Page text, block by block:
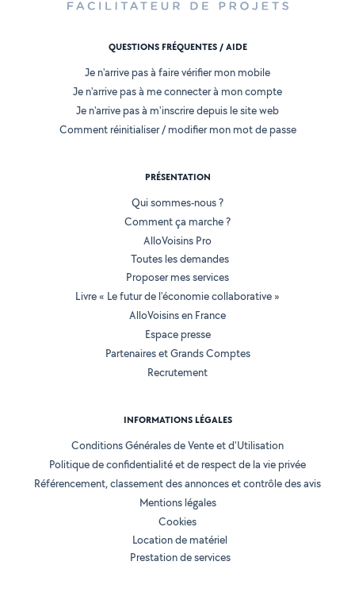
QUESTIONS FRÉQUENTES / AIDE
Je n'arrive pas à faire vérifier mon mobile
Je n'arrive pas à me connecter à mon compte
Je n'arrive pas à m'inscrire depuis le site web
Comment réinitialiser / modifier mon mot de passe
PRÉSENTATION
Qui sommes-nous ?
Comment ça marche ?
AlloVoisins Pro
Toutes les demandes
Proposer mes services
Livre « Le futur de l'économie collaborative »
AlloVoisins en France
Espace presse
Partenaires et Grands Comptes
Recrutement
INFORMATIONS LÉGALES
Conditions Générales de Vente et d'Utilisation
Politique de confidentialité et de respect de la vie privée
Référencement, classement des annonces et contrôle des avis
Mentions légales
Cookies
Location de matériel
Prestation de services